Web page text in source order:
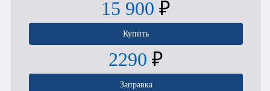
15 900 ₽
Купить
2290 ₽
Заправка